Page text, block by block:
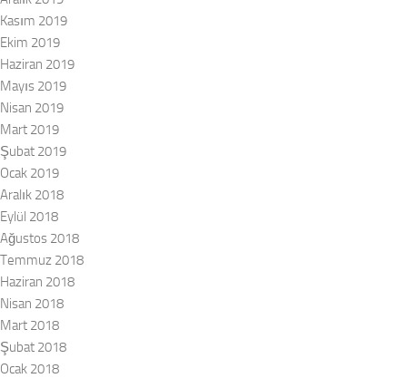
Kasım 2019
Ekim 2019
Haziran 2019
Mayıs 2019
Nisan 2019
Mart 2019
Şubat 2019
Ocak 2019
Aralık 2018
Eylül 2018
Ağustos 2018
Temmuz 2018
Haziran 2018
Nisan 2018
Mart 2018
Şubat 2018
Ocak 2018